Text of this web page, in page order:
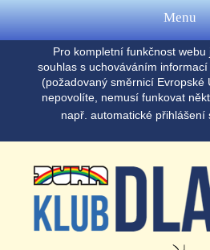
Pro kompletní funkčnost
souhlas s uchováváním
(požadovaný směrnicí Evropské
nepovolíte, nemusí funkovat
např. automatické přihlášení